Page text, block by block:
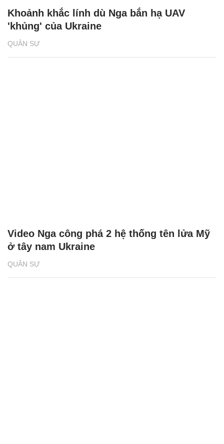
QUÂN SỰ
Khoảnh khắc lính dù Nga bắn hạ UAV
'khủng' của Ukraine
QUÂN SỰ
Video Nga công phá 2 hệ thống tên lửa Mỹ
ở tây nam Ukraine